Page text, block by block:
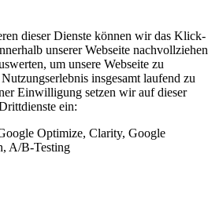
dieser Dienste können wir das Klick-
unserer Webseite nachvollziehen
um unsere Webseite zu
insgesamt laufend zu
Einwilligung setzen wir auf dieser
ein:
Optimize, Clarity, Google
A/B-Testing